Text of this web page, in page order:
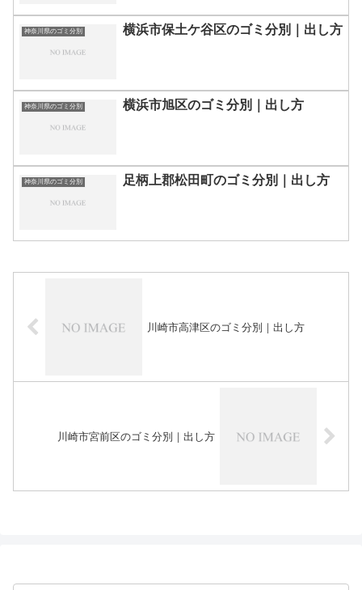
神奈川県のゴミ分別 横浜市保土ケ谷区のゴミ分別｜出し方
神奈川県のゴミ分別 横浜市旭区のゴミ分別｜出し方
神奈川県のゴミ分別 足柄上郡松田町のゴミ分別｜出し方
川崎市高津区のゴミ分別｜出し方
川崎市宮前区のゴミ分別｜出し方